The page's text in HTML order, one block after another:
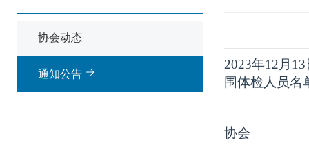
协会动态
通知公告
2023年12 月 13
围体检人员名
协会